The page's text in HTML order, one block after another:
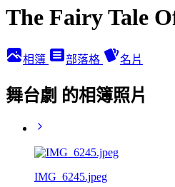
The Fairy Tale
相簿 部落格 名片
舞台劇 的相簿照片
IMG_6245.jpeg